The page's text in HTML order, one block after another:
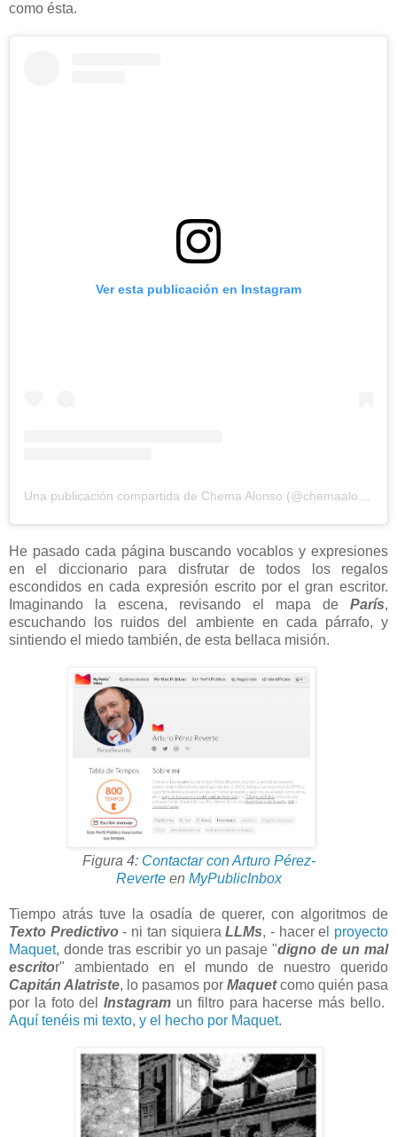
como ésta.
Ver esta publicación en Instagram
He pasado cada página buscando vocablos y expresiones
en el diccionario para disfrutar de todos los regalos
escondidos en cada expresión escrito por el gran escritor.
Imaginando la escena, revisando el mapa de París,
escuchando los ruidos del ambiente en cada párrafo, y
sintiendo el miedo también, de esta bellaca misión.
Figura 4: Contactar con Arturo Pérez-
Reverteen MyPublicInbox
Tiempo atrás tuve la osadía de querer, con algoritmos de
Texto Predictivo- ni tan siquieraLLMs, - hacer e l proyecto
Maquet, donde tras escribir yo un pasaje "digno de un mal
escritor" ambientado en el mundo de nuestro querido
Capitán Alatriste, lo pasamos por Maquetcomo quién pasa
por la foto delInstagram un filtro para hacerse más bello.
Aquí tenéis mi texto, y el hecho por Maquet.